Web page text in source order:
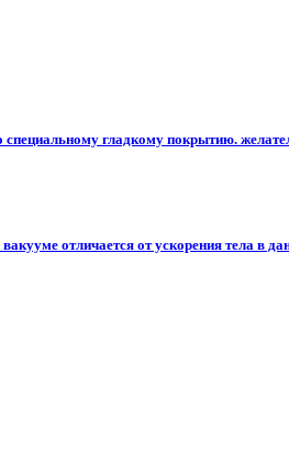
гладкому покрытию.
отличается от ускорения тела в